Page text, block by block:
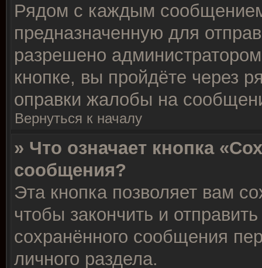
Рядом с каждым
предназначенную для
разрешено
кнопке, вы пройдёте через
оправки жалобы на
Вернуться к началу
» Что означает кнопка
сообщения?
Эта кнопка позволяет вам
чтобы закончить и
сохранённого сообщения
личного раздела.